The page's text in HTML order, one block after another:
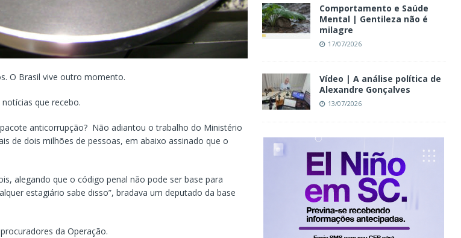
O Brasil vive outro momento.
que recebo.
anticorrupção? Não adiantou o trabalho do Ministério
de dois milhões de pessoas, em abaixo assinado que o
alegando que o código penal não pode ser base para
estagiário sabe disso”, bradava um deputado da base
da Operação.
Comportamento e Saúde
Mental | Gentileza não é
milagre
17/07/2026
Vídeo | A análise política de
Alexandre Gonçalves
13/07/2026